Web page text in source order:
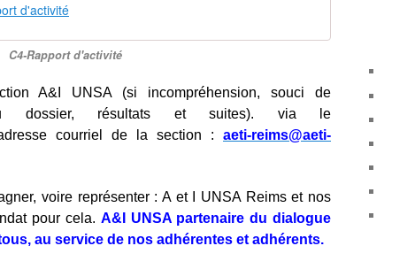
d'activité
C4-Rapport d'activité
A&I UNSA (si incompréhension, souci de
du dossier, résultats et suites). via le
courriel de la section : aeti-reims@aeti-
voire représenter : A et I UNSA Reims et nos
pour cela. A&I UNSA partenaire du dialogue
au service de nos adhérentes et adhérents.